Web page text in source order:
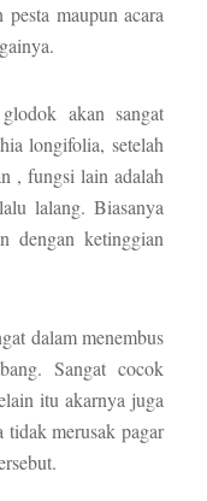
pesta maupun acara
akan sangat
longifolia, setelah
, fungsi lain adalah
lalang. Biasanya
dengan ketinggian
dalam menembus
Sangat cocok
itu akarnya juga
tidak merusak pagar